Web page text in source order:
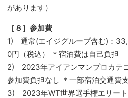
があります）
［８］参加費
1) 通常(エイジグループ含む)：
0円（税込） ＊宿泊費は自己負担
2) 2023年アイアンマンプロカテ
参加費負担なし ＊一部宿泊交通費
3) 2023年WT世界選手権エリート